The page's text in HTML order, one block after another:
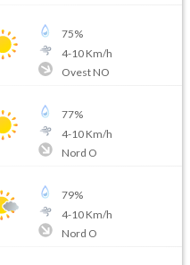
75%
4-10Km/h
Ovest NO
77%
4-10Km/h
Nord O
79%
4-10Km/h
Nord O